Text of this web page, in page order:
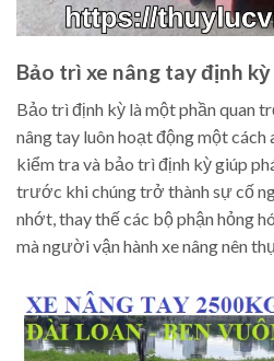
Bảo trì xe nâng tay định kỳ
Bảo trì định kỳ là một phần quan
nâng tay luôn hoạt động một cách
kiểm tra và bảo trì định kỳ giúp
trước khi chúng trở thành sự cố
nhớt, thay thế các bộ phận hỏng
mà người vận hành xe nâng nên